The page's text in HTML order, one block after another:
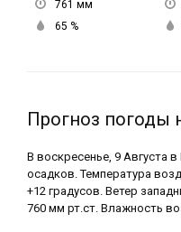
761 мм
65 %
Прогноз погоды
В воскресенье, 9 Августа
осадков. Температура
+12 градусов. Ветер
760 мм рт.ст. Влажность